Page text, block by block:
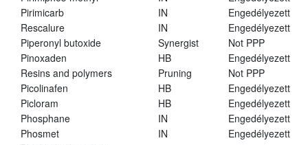
Pirimicarb
IN
Engedélyezett
Rescalure
IN
Engedélyezett
Piperonyl butoxide
Synergist
Not PPP
Pinoxaden
HB
Engedélyezett
Resins and polymers
Pruning
Not PPP
Picolinafen
HB
Engedélyezett
Picloram
HB
Engedélyezett
Phosphane
IN
Engedélyezett
Phosmet
IN
Engedélyezett